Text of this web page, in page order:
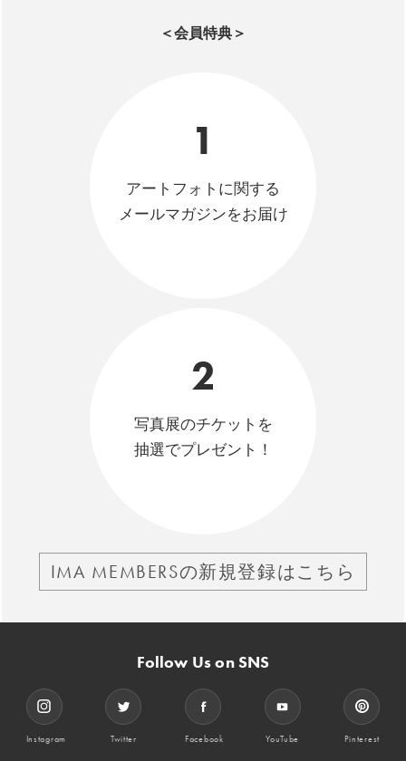
＜会員特典＞
1
アートフォトに関する
メールマガジンをお届け
2
写真展のチケットを
抽選でプレゼント！
IMA MEMBERSの新規登録はこちら
Follow Us on SNS
Instagram Twitter Facebook YouTube Pinterest